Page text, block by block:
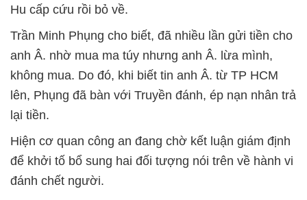
Hu cấp cứu rồi bỏ về.
Trần Minh Phụng cho biết, đã nhiều lần gửi tiền cho
anh Â. nhờ mua ma túy nhưng anh Â. lừa mình,
không mua. Do đó, khi biết tin anh Â. từ TP HCM
lên, Phụng đã bàn với Truyền đánh, ép nạn nhân trả
lại tiền.
Hiện cơ quan công an đang chờ kết luận giám định
để khởi tố bổ sung hai đối tượng nói trên về hành vi
đánh chết người.